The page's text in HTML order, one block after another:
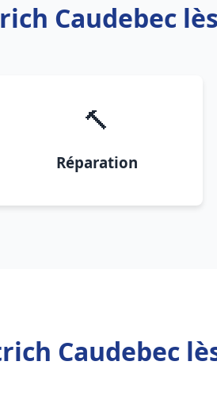
Caudebec
🔨
Réparation
Caudebec